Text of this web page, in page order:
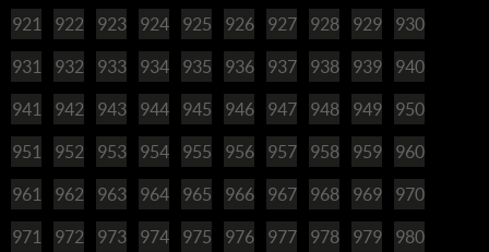
921 922 923 924 925 926 927 928 929 930
931 932 933 934 935 936 937 938 939 940
941 942 943 944 945 946 947 948 949 950
951 952 953 954 955 956 957 958 959 960
961 962 963 964 965 966 967 968 969 970
971 972 973 974 975 976 977 978 979 980